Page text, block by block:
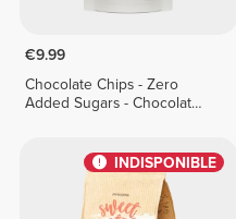
€9.99
Chocolate Chips - Zero
Added Sugars - Chocolat
INDISPONIBLE